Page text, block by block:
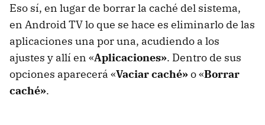
Eso sí, en lugar de borrar la caché del sistema,
en Android TV lo que se hace es eliminarlo de las
aplicaciones una por una, acudiendo a los
ajustes y allí en «Aplicaciones». Dentro de sus
opciones aparecerá «Vaciar caché»o «Borrar
caché».